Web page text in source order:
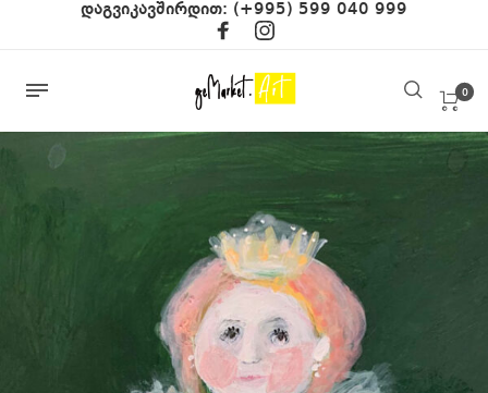
დაგვიკავშირდით: (+995) 599 040 999
0